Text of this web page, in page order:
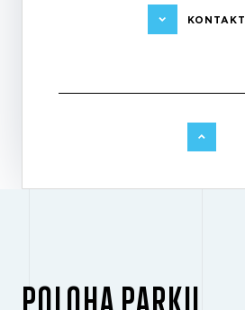
KONTAKT
POLOHA PARKU